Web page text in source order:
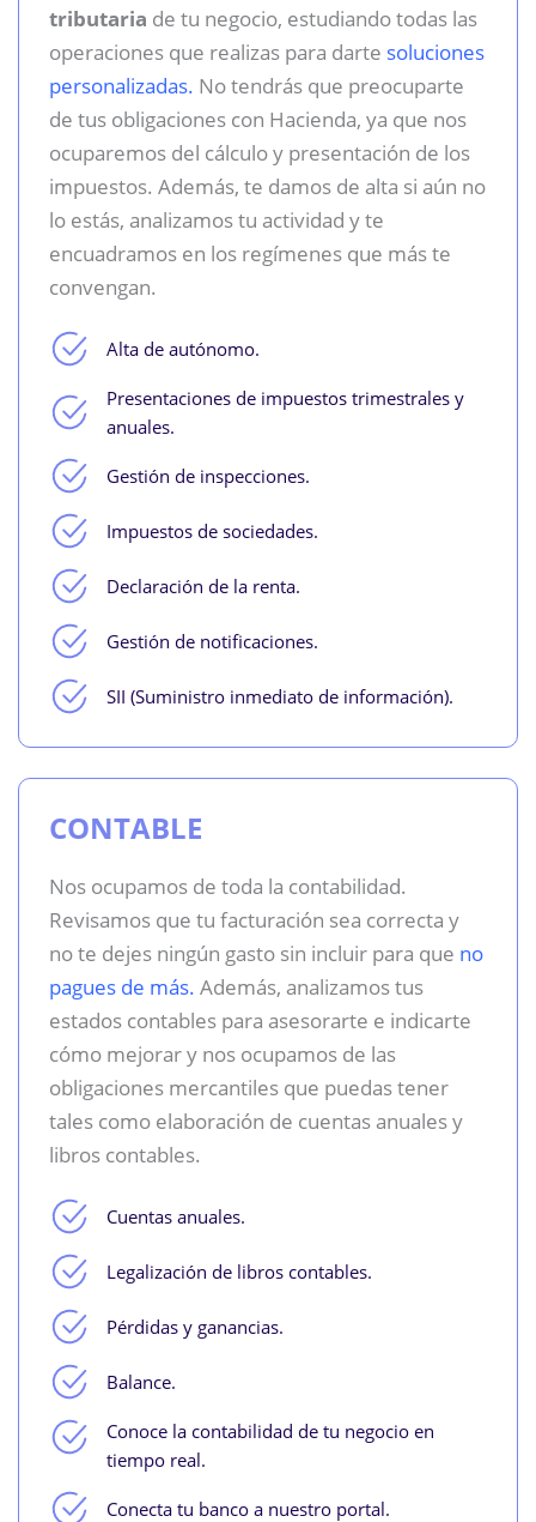
tributaria de tu negocio, estudiando todas las
operaciones que realizas para darte soluciones
personalizadas. No tendrás que preocuparte
de tus obligaciones con Hacienda, ya que nos
ocuparemos del cálculo y presentación de los
impuestos. Además, te damos de alta si aún no
lo estás, analizamos tu actividad y te
encuadramos en los regímenes que más te
convengan.
Alta de autónomo.
Presentaciones de impuestos trimestrales y
anuales.
Gestión de inspecciones.
Impuestos de sociedades.
Declaración de la renta.
Gestión de notificaciones.
SII (Suministro inmediato de información).
CONTABLE
Nos ocupamos de toda la contabilidad.
Revisamos que tu facturación sea correcta y
no te dejes ningún gasto sin incluir para que no
pagues de más. Además, analizamos tus
estados contables para asesorarte e indicarte
cómo mejorar y nos ocupamos de las
obligaciones mercantiles que puedas tener
tales como elaboración de cuentas anuales y
libros contables.
Cuentas anuales.
Legalización de libros contables.
Pérdidas y ganancias.
Balance.
Conoce la contabilidad de tu negocio en
tiempo real.
Conecta tu banco a nuestro portal.